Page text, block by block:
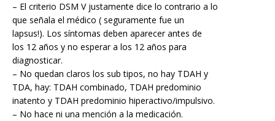
– El criterio DSM V justamente dice lo contrario a lo
que señala el médico ( seguramente fue un
lapsus!). Los síntomas deben aparecer antes de
los 12 años y no esperar a los 12 años para
diagnosticar.
– No quedan claros los sub tipos, no hay TDAH y
TDA, hay: TDAH combinado, TDAH predominio
inatento y TDAH predominio hiperactivo/impulsivo.
– No hace ni una mención a la medicación.